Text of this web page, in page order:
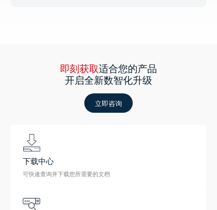
即刻获取适合您的产品
开启全新数智化升级
立即咨询
下载中心
可快速查询并下载您所需要的文档